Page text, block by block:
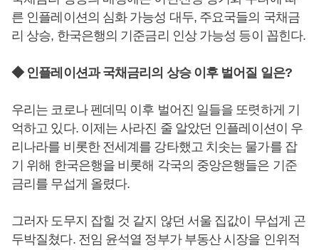
른 인플레이션의 심화 가능성 대두, 주요국들의 국채금
리 상승, 한국은행의 기준금리 인상 가능성 등이 꼽힌다.
◆ 인플레이션과 국채금리의 상승 이후 벌어질 일은?
우리는 코로나 펜데믹 이후 벌어진 일들을 또렷하게 기
억하고 있다. 이제는 사라진 줄 알았던 인플레이션이 우
리나라를 비롯한 전세계를 강타했고 치솟는 물가를 잡
기 위해 한국은행을 비롯해 각국의 중앙은행들은 기준
금리를 무섭게 올렸다.
그러자 도무지 잡힐 것 같지 않던 서울 집값이 무섭게 곤
두박질쳤다. 전임 윤석열 정부가 부동산 시장을 인위적